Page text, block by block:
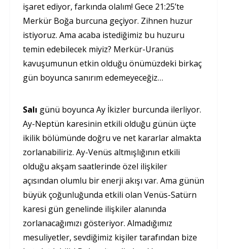
işaret ediyor, farkında olalım! Gece 21:25’te
Merkür Boğa burcuna geçiyor. Zihnen huzur
istiyoruz. Ama acaba istediğimiz bu huzuru
temin edebilecek miyiz? Merkür-Uranüs
kavuşumunun etkin olduğu önümüzdeki birkaç
gün boyunca sanırım edemeyeceğiz…
Salı günü boyunca Ay İkizler burcunda ilerliyor.
Ay-Neptün karesinin etkili olduğu günün üçte
ikilik bölümünde doğru ve net kararlar almakta
zorlanabiliriz. Ay-Venüs altmışlığının etkili
olduğu akşam saatlerinde özel ilişkiler
açısından olumlu bir enerji akışı var. Ama günün
büyük çoğunluğunda etkili olan Venüs-Satürn
karesi gün genelinde ilişkiler alanında
zorlanacağımızı gösteriyor. Almadığımız
mesuliyetler, sevdiğimiz kişiler tarafından bize